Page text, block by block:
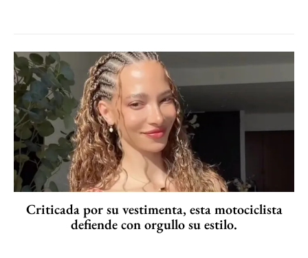
Criticada por su vestimenta, esta motociclista
defiende con orgullo su estilo.